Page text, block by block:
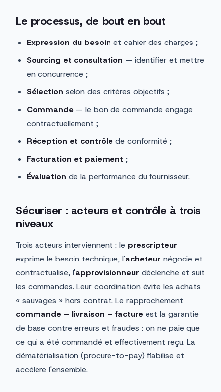
Le processus, de bout en bout
Expression du besoin et cahier des charges ;
Sourcing et consultation — identifier et mettre
en concurrence ;
Sélection selon des critères objectifs ;
Commande — le bon de commande engage
contractuellement ;
Réception et contrôle de conformité ;
Facturation et paiement ;
Évaluation de la performance du fournisseur.
Sécuriser : acteurs et contrôle à trois
niveaux
Trois acteurs interviennent : le prescripteur
exprime le besoin technique, l'acheteur négocie et
contractualise, l'approvisionneur déclenche et suit
les commandes. Leur coordination évite les achats
« sauvages » hors contrat. Le rapprochement
commande – livraison – facture est la garantie
de base contre erreurs et fraudes : on ne paie que
ce qui a été commandé et effectivement reçu. La
dématérialisation (procure-to-pay) fiabilise et
accélère l'ensemble.